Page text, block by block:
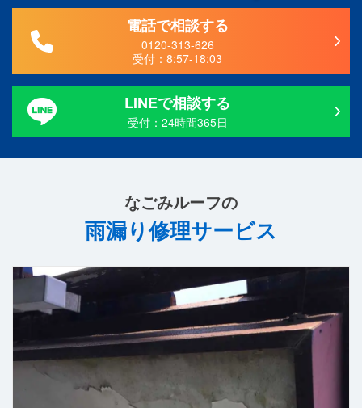
電話で相談する
0120-313-626
受付：8:57-18:03
LINEで相談する
受付：24時間365日
なごみルーフの
雨漏り修理サービス